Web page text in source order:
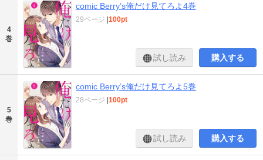
4
巻
comic Berry’s俺だけ見てろよ4巻
29ページ |100pt
試し読み 購入する
5
巻
comic Berry’s俺だけ見てろよ5巻
28ページ |100pt
試し読み 購入する